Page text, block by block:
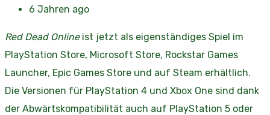
6 Jahren ago
Red Dead Onlineist jetzt als eigenständiges Spiel im
PlayStation Store, Microsoft Store, Rockstar Games
Launcher, Epic Games Store und auf Steam erhältlich.
Die Versionen für PlayStation 4 und Xbox One sind dank
der Abwärtskompatibilität auch auf PlayStation 5 oder